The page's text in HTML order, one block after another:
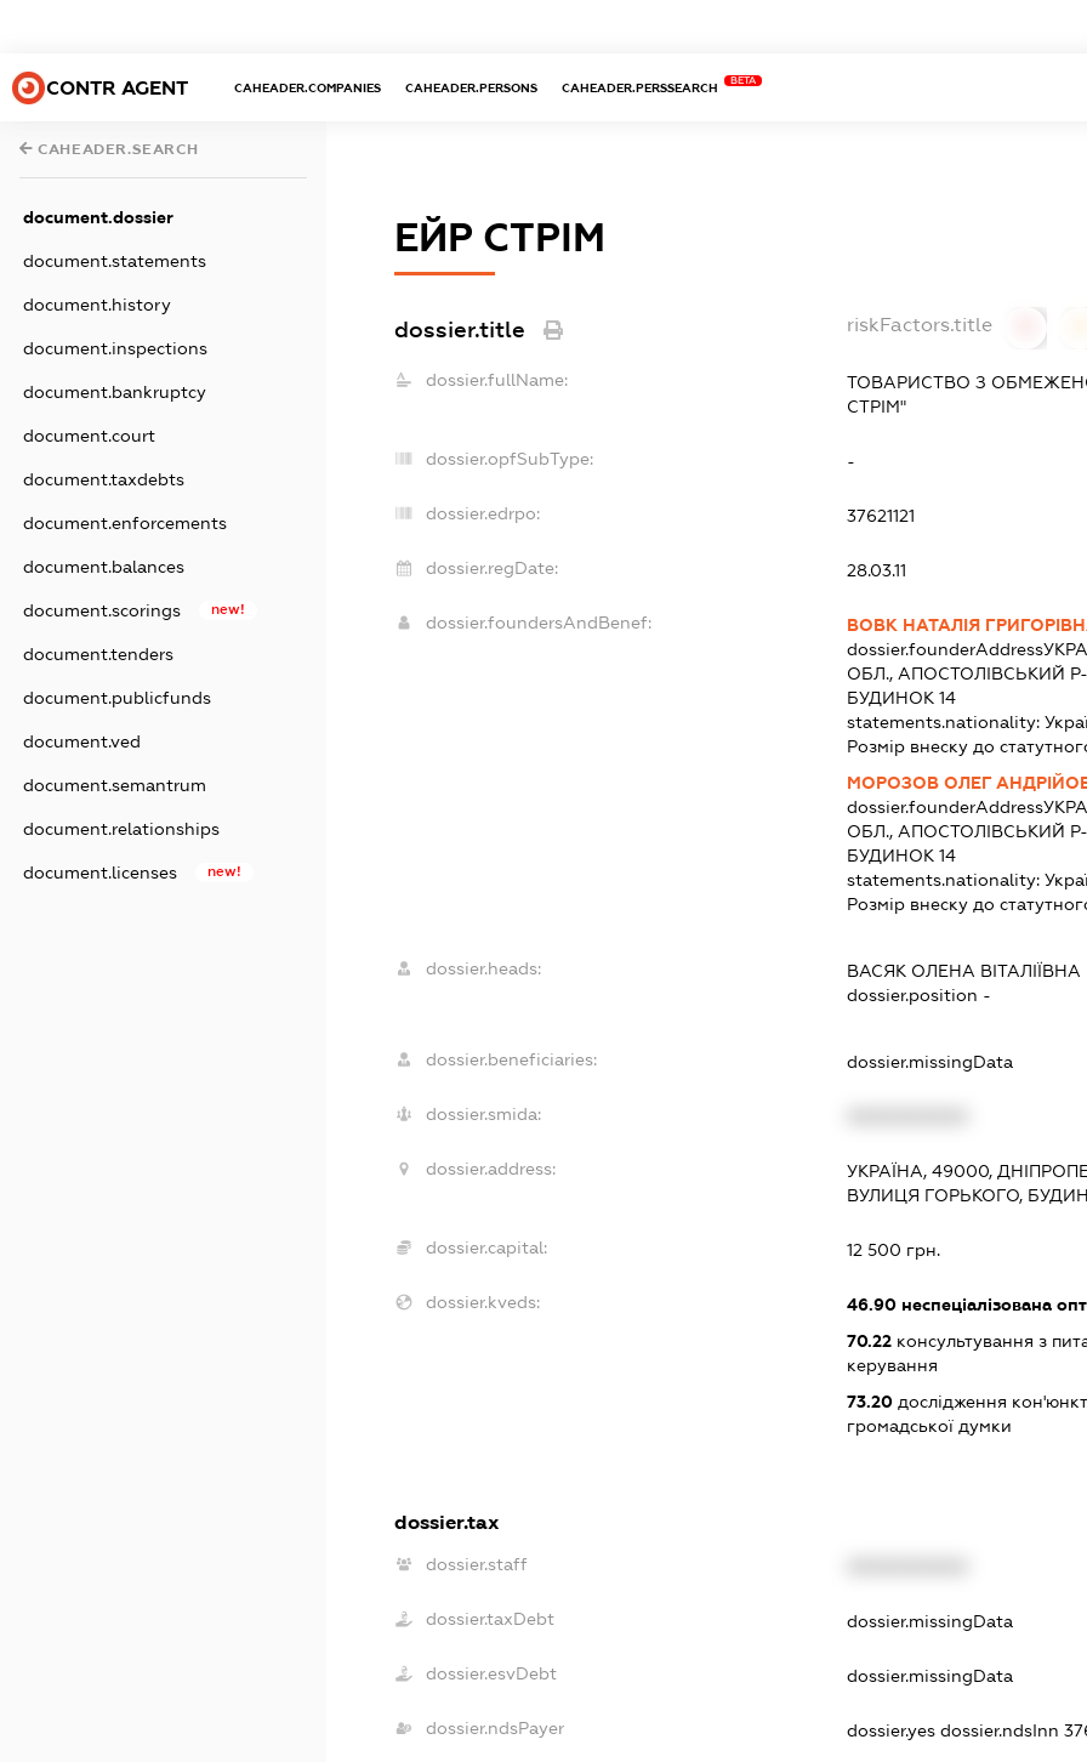
CONTR AGENT CAHEADER.COMPANIES CAHEADER.PERSONS CAHEADER.PERSSEARCH
BETA
CAHEADER.SEARCH
document.dossier
document.statements
document.history
document.inspections
document.bankruptcy
document.court
document.taxdebts
document.enforcements
document.balances
document.scorings new!
document.tenders
document.publicfunds
document.ved
document.semantrum
document.relationships
document.licenses new!
ЕЙР СТРІМ
dossier.title riskFactors.title
dossier.fullName:
ТОВАРИСТВО З
СТРІМ"
dossier.opfSubType: -
dossier.edrpo: 37621121
dossier.regDate: 28.03.11
dossier.foundersAndBenef:
ВОВК НАТАЛІЯ
dossier.founderAddress
ОБЛ., АПОСТОЛІВСЬКИЙ
БУДИНОК 14
statements.nationality:
Розмір внеску до
МОРОЗОВ ОЛЕГ
dossier.founderAddress
ОБЛ., АПОСТОЛІВСЬКИЙ
БУДИНОК 14
statements.nationality:
Розмір внеску до
dossier.heads: ВАСЯК ОЛЕНА ВІТАЛІЇВНА
dossier.position -
dossier.beneficiaries: dossier.missingData
dossier.smida:
dossier.address:
УКРАЇНА, 49000,
ВУЛИЦЯ ГОРЬКОГО,
dossier.capital: 12 500 грн.
dossier.kveds: 46.90неспеціалізована
70.22консультування з
керування
73.20дослідження
громадської думки
dossier.tax
dossier.staff
dossier.taxDebt dossier.missingData
dossier.esvDebt dossier.missingData
dossier.ndsPayer dossier.yes dossier.ndsInn